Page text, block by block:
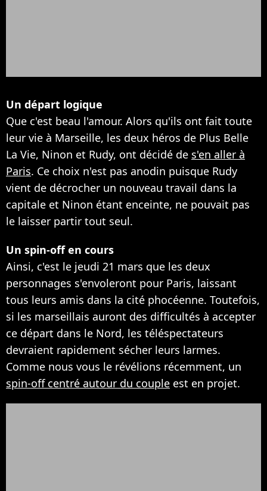
Un départ logique
Que c'est beau l'amour. Alors qu'ils ont fait toute
leur vie à Marseille, les deux héros de Plus Belle
La Vie, Ninon et Rudy, ont décidé de s'en aller à
Paris. Ce choix n'est pas anodin puisque Rudy
vient de décrocher un nouveau travail dans la
capitale et Ninon étant enceinte, ne pouvait pas
le laisser partir tout seul.
Un spin-off en cours
Ainsi, c'est le jeudi 21 mars que les deux
personnages s'envoleront pour Paris, laissant
tous leurs amis dans la cité phocéenne. Toutefois,
si les marseillais auront des difficultés à accepter
ce départ dans le Nord, les téléspectateurs
devraient rapidement sécher leurs larmes.
Comme nous vous le révélions récemment, un
spin-off centré autour du couple est en projet.